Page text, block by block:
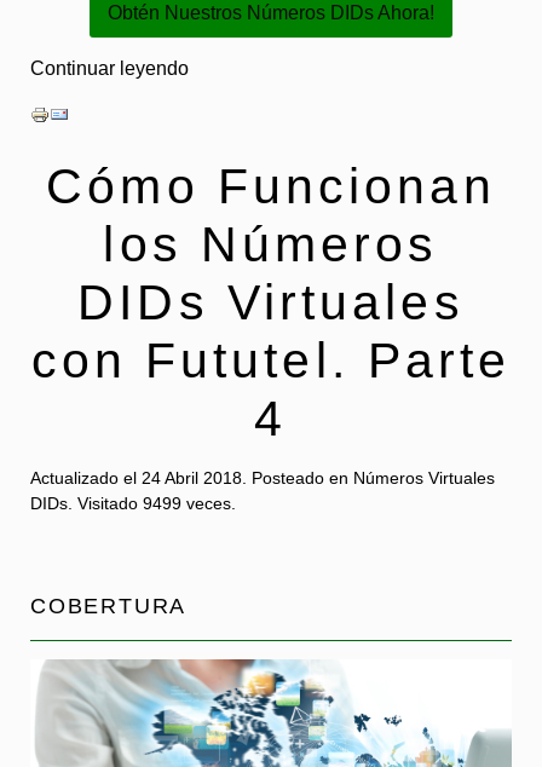
Obtén Nuestros Números DIDs Ahora!
Continuar leyendo
Cómo Funcionan
los Números
DIDs Virtuales
con Fututel. Parte
4
Actualizado el 24 Abril 2018 . Posteado en Números Virtuales
DIDs. Visitado 9499 veces.
COBERTURA